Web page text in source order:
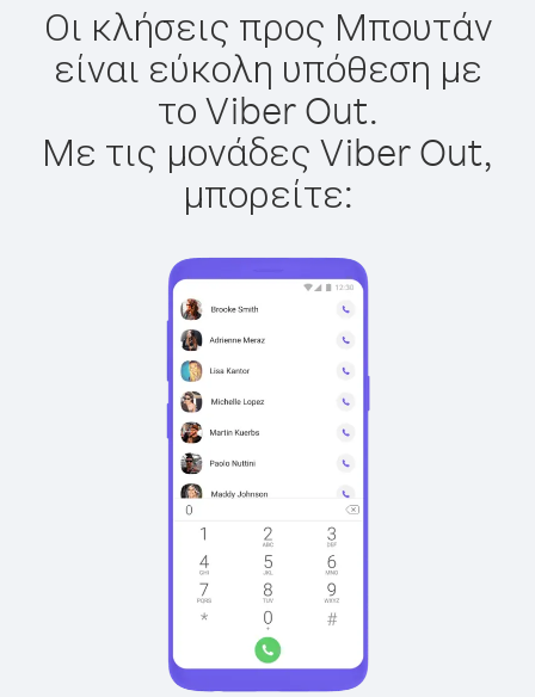
Οι κλήσεις προς Μπουτάν
είναι εύκολη υπόθεση με
το Viber Out.
Με τις μονάδες Viber Out,
μπορείτε: